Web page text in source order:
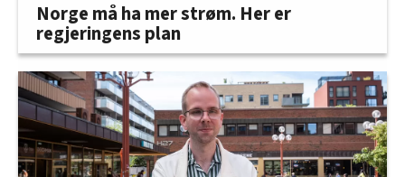
Norge må ha mer strøm. Her er
regjeringens plan